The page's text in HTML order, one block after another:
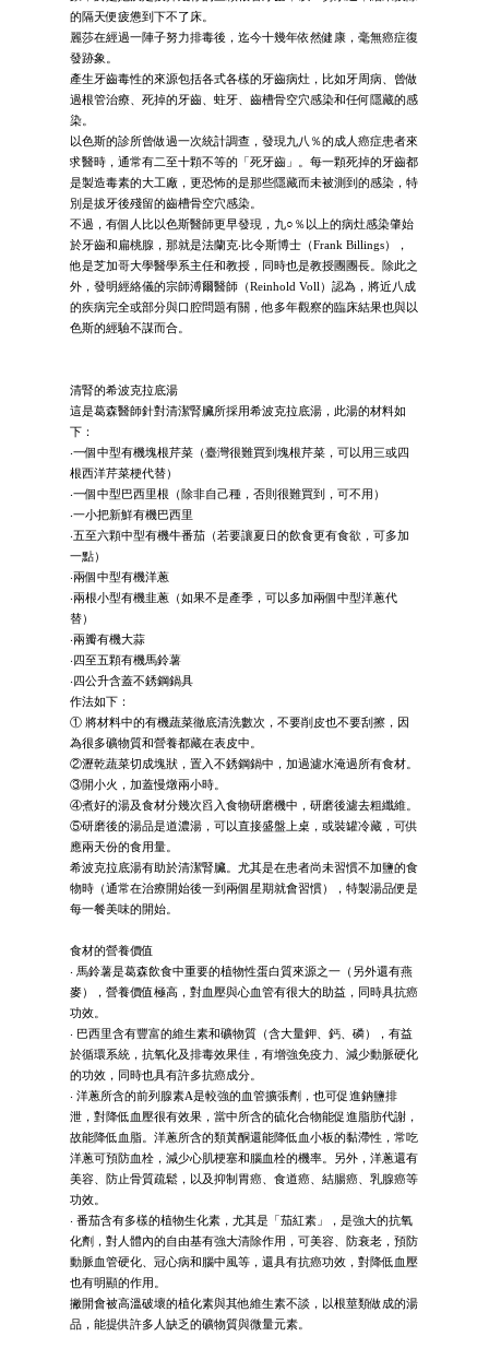
的隔天便疲憊到下不了床。
麗莎在經過一陣子努力排毒後，迄今十幾年依然健康，毫無癌症復
發跡象。
產生牙齒毒性的來源包括各式各樣的牙齒病灶，比如牙周病、曾做
過根管治療、死掉的牙齒、蛀牙、齒槽骨空穴感染和任何隱藏的感
染。
以色斯的診所曾做過一次統計調查，發現九八％的成人癌症患者來
求醫時，通常有二至十顆不等的「死牙齒」。每一顆死掉的牙齒都
是製造毒素的大工廠，更恐怖的是那些隱藏而未被測到的感染，特
別是拔牙後殘留的齒槽骨空穴感染。
不過，有個人比以色斯醫師更早發現，九○％以上的病灶感染肇始
於牙齒和扁桃腺，那就是法蘭克‧比令斯博士（Frank Billings），
他是芝加哥大學醫學系主任和教授，同時也是教授團團長。除此之
外，發明經絡儀的宗師溥爾醫師（Reinhold Voll）認為，將近八成
的疾病完全或部分與口腔問題有關，他多年觀察的臨床結果也與以
色斯的經驗不謀而合。
清腎的希波克拉底湯
這是葛森醫師針對清潔腎臟所採用希波克拉底湯，此湯的材料如
下：
‧一個中型有機塊根芹菜（臺灣很難買到塊根芹菜，可以用三或四
根西洋芹菜梗代替）
‧一個中型巴西里根（除非自己種，否則很難買到，可不用）
‧一小把新鮮有機巴西里
‧五至六顆中型有機牛番茄（若要讓夏日的飲食更有食欲，可多加
一點）
‧兩個中型有機洋蔥
‧兩根小型有機韭蔥（如果不是產季，可以多加兩個中型洋蔥代
替）
‧兩瓣有機大蒜
‧四至五顆有機馬鈴薯
‧四公升含蓋不銹鋼鍋具
作法如下：
① 將材料中的有機蔬菜徹底清洗數次，不要削皮也不要刮擦，因
為很多礦物質和營養都藏在表皮中。
②瀝乾蔬菜切成塊狀，置入不銹鋼鍋中，加過濾水淹過所有食材。
③開小火，加蓋慢燉兩小時。
④煮好的湯及食材分幾次舀入食物研磨機中，研磨後濾去粗纖維。
⑤研磨後的湯品是道濃湯，可以直接盛盤上桌，或裝罐冷藏，可供
應兩天份的食用量。
希波克拉底湯有助於清潔腎臟。尤其是在患者尚未習慣不加鹽的食
物時（通常在治療開始後一到兩個星期就會習慣），特製湯品便是
每一餐美味的開始。
食材的營養價值
‧ 馬鈴薯是葛森飲食中重要的植物性蛋白質來源之一（另外還有燕
麥），營養價值極高，對血壓與心血管有很大的助益，同時具抗癌
功效。
‧ 巴西里含有豐富的維生素和礦物質（含大量鉀、鈣、磷），有益
於循環系統，抗氧化及排毒效果佳，有增強免疫力、減少動脈硬化
的功效，同時也具有許多抗癌成分。
‧ 洋蔥所含的前列腺素A是較強的血管擴張劑，也可促進鈉鹽排
泄，對降低血壓很有效果，當中所含的硫化合物能促進脂肪代謝，
故能降低血脂。洋蔥所含的類黃酮還能降低血小板的黏滯性，常吃
洋蔥可預防血栓，減少心肌梗塞和腦血栓的機率。另外，洋蔥還有
美容、防止骨質疏鬆，以及抑制胃癌、食道癌、結腸癌、乳腺癌等
功效。
‧ 番茄含有多樣的植物生化素，尤其是「茄紅素」，是強大的抗氧
化劑，對人體內的自由基有強大清除作用，可美容、防衰老，預防
動脈血管硬化、冠心病和腦中風等，還具有抗癌功效，對降低血壓
也有明顯的作用。
撇開會被高溫破壞的植化素與其他維生素不談，以根莖類做成的湯
品，能提供許多人缺乏的礦物質與微量元素。